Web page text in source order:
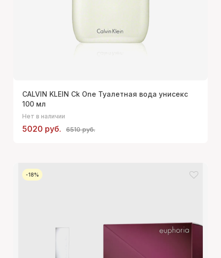
CALVIN KLEIN Ck One Туалетная вода унисекс
100 мл
Нет в наличии
5020 руб. 6510 руб.
-18%